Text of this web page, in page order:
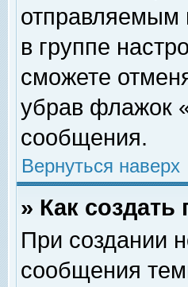
в группе
сможете
убрав флажок
сообщения.
Вернуться наверх
» Как создать
При создании
сообщения